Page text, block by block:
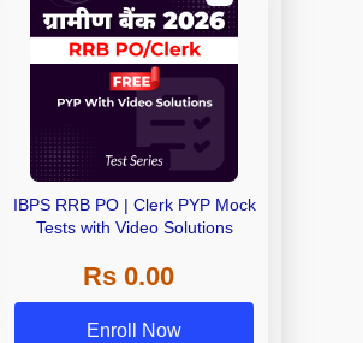
IBPS RRB PO | Clerk PYP Mock
Tests with Video Solutions
Rs 0.00
Enroll Now